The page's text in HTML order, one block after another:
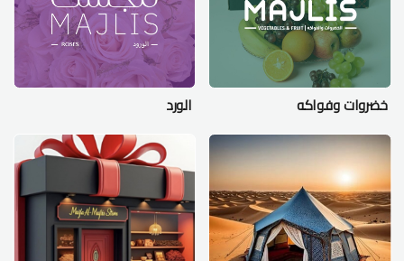
خضروات وفواكه الورد